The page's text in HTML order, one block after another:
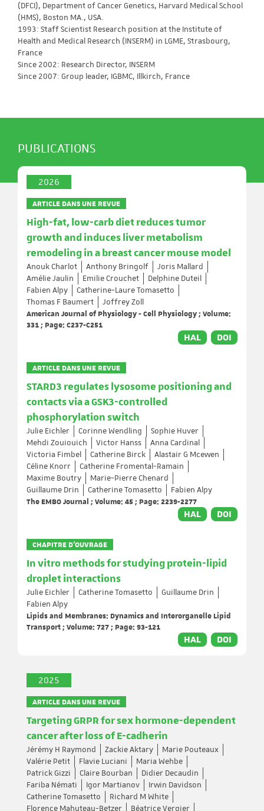
(DFCI), Department of Cancer Genetics, Harvard Medical School
(HMS), Boston MA., USA.
1993: Staff Scientist Research position at the Institute of
Health and Medical Research (INSERM) in LGME, Strasbourg,
France
Since 2002: Research Director, INSERM
Since 2007: Group leader, IGBMC, Illkirch, France
PUBLICATIONS
2026
ARTICLE DANS UNE REVUE
High-fat, low-carb diet reduces tumor
growth and induces liver metabolism
remodeling in a breast cancer mouse model
Anouk Charlot Anthony Bringolf
Joris Mallard
Amélie Jaulin
Emilie Crouchet
Delphine Duteil
Fabien Alpy
Catherine-Laure Tomasetto
Thomas F Baumert
Joffrey Zoll
American Journal of Physiology - Cell Physiology ; Volume:
331 ; Page: C237-C251
HAL DOI
ARTICLE DANS UNE REVUE
STARD3 regulates lysosome positioning and
contacts via a GSK3-controlled
phosphorylation switch
Julie Eichler Corinne Wendling
Sophie Huver
Mehdi Zouiouich
Victor Hanss
Anna Cardinal
Victoria Fimbel
Catherine Birck
Alastair G Mcewen
Céline Knorr
Catherine Fromental-Ramain
Maxime Boutry
Marie-Pierre Chenard
Guillaume Drin
Catherine Tomasetto
Fabien Alpy
The EMBO Journal ; Volume: 45 ; Page: 2239-2277
HAL DOI
CHAPITRE D’OUVRAGE
In vitro methods for studying protein-lipid
droplet interactions
Julie Eichler Catherine Tomasetto
Guillaume Drin
Fabien Alpy
Lipids and Membranes: Dynamics and Interorganelle Lipid
Transport ; Volume: 727 ; Page: 93-121
HAL DOI
2025
ARTICLE DANS UNE REVUE
Targeting GRPR for sex hormone-dependent
cancer after loss of E-cadherin
Jérémy H Raymond Zackie Aktary
Marie Pouteaux
Valérie Petit
Flavie Luciani
Maria Wehbe
Patrick Gizzi
Claire Bourban
Didier Decaudin
Fariba Némati
Igor Martianov
Irwin Davidson
Catherine Tomasetto
Richard M White
Florence Mahuteau-Betzer
Béatrice Vergier